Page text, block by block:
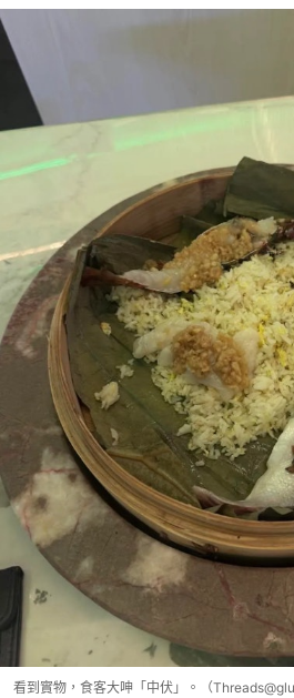
看到實物，食客大呻「中伏」。（